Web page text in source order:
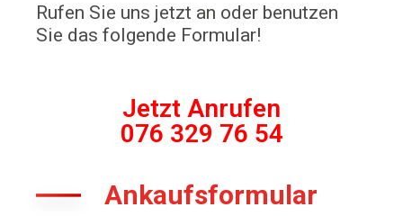
Rufen Sie uns jetzt an oder benutzen
Sie das folgende Formular!
Jetzt Anrufen
076 329 76 54
Ankaufsformular